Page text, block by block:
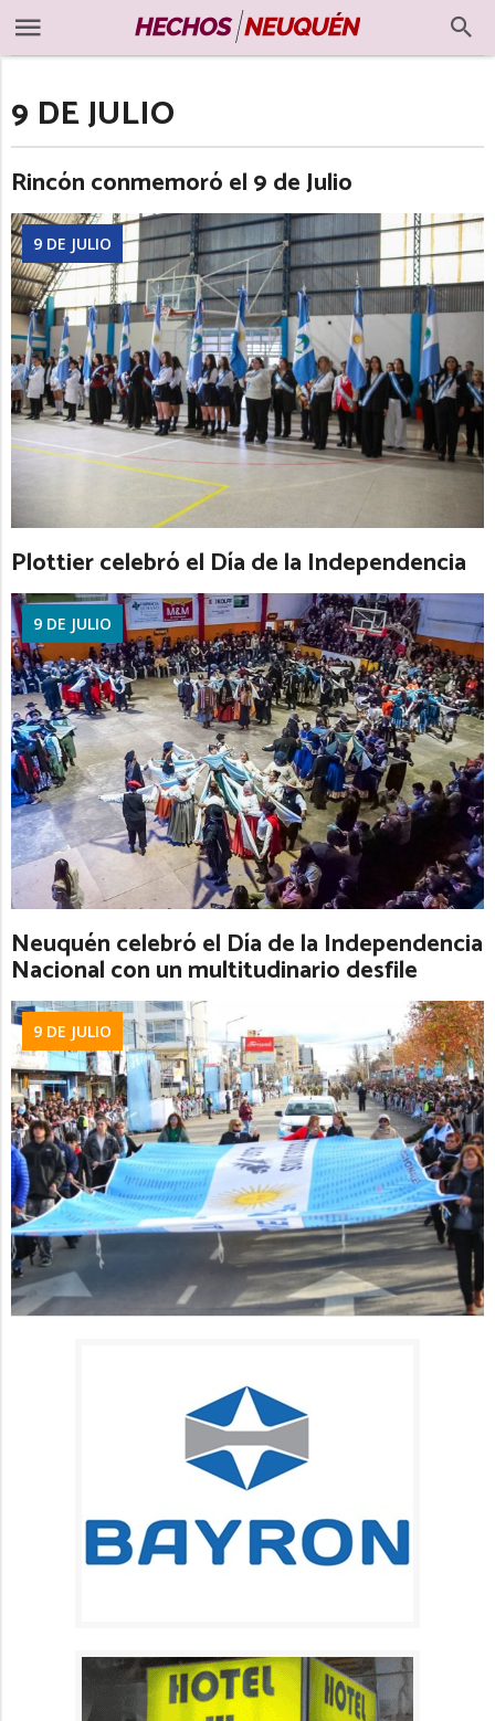
9 DE JULIO
Rincón conmemoró el 9 de Julio
9 DE JULIO
Plottier celebró el Día de la Independencia
9 DE JULIO
Neuquén celebró el Día de la Independencia
Nacional con un multitudinario desfile
9 DE JULIO